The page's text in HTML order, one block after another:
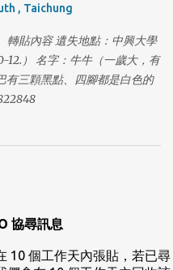
, Taichung
轉貼內容 遺失地點：中興大學
12.） 名字：牛牛（一歲大，有
有三顆黑點、四腳都是白色的
協尋訊息
10 個工作天內張貼，若已尋